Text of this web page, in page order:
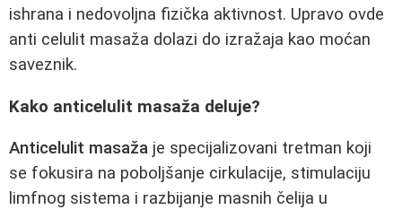
ishrana i nedovoljna fizička aktivnost. Upravo ovde
anti celulit masaža dolazi do izražaja kao moćan
saveznik.
Kako anticelulit masaža deluje?
Anticelulit masaža je specijalizovani tretman koji
se fokusira na poboljšanje cirkulacije, stimulaciju
limfnog sistema i razbijanje masnih čelija u